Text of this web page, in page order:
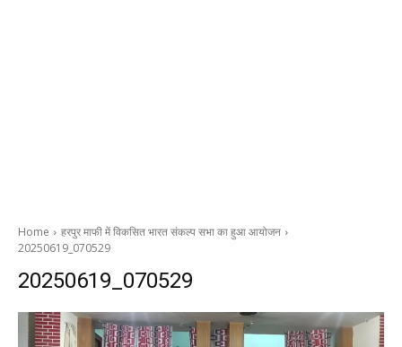
Home
हरपुर माफी में विकसित भारत संकल्प सभा का हुआ आयोजन
20250619_070529
20250619_070529